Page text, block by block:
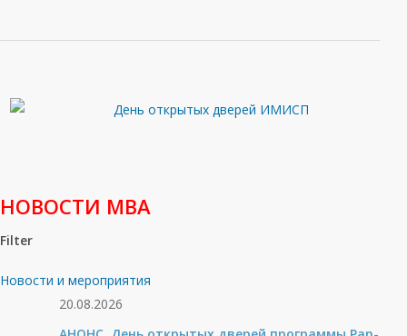
НОВОСТИ МВА
Filter
Новости и мероприятия
20.08.2026